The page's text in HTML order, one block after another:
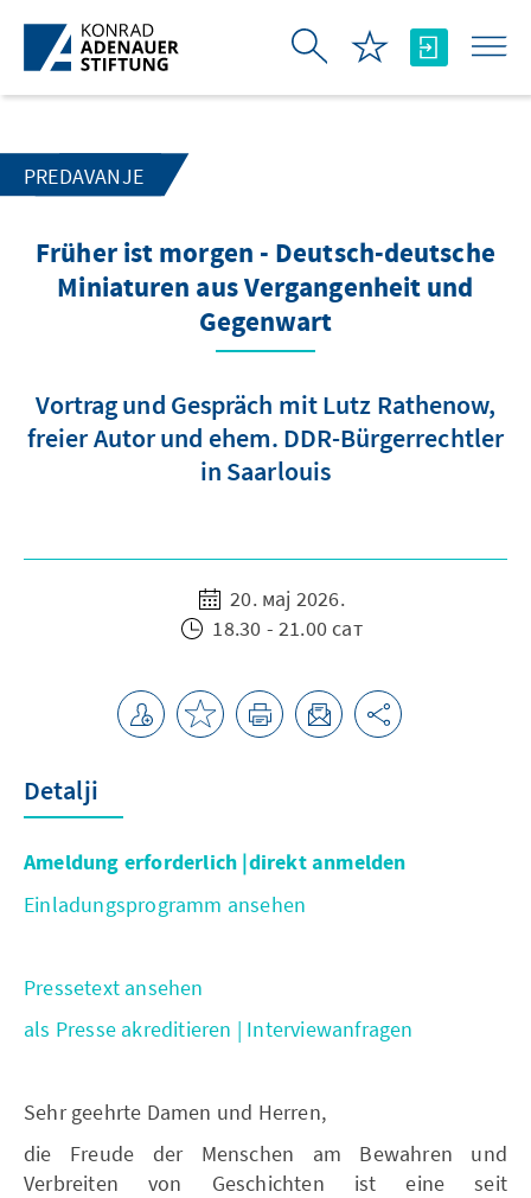
Skip to Main Content
PREDAVANJE
Früher ist morgen - Deutsch-deutsche
Miniaturen aus Vergangenheit und
Gegenwart
Vortrag und Gespräch mit Lutz Rathenow,
freier Autor und ehem. DDR-Bürgerrechtler
in Saarlouis
20. мај 2026.
18.30 - 21.00 сат
Detalji
Ameldung erforderlich |direkt anmelden
Einladungsprogramm ansehen
Pressetext ansehen
als Presse akreditieren | Interviewanfragen
Sehr geehrte Damen und Herren,
die Freude der Menschen am Bewahren und
Verbreiten von Geschichten ist eine seit